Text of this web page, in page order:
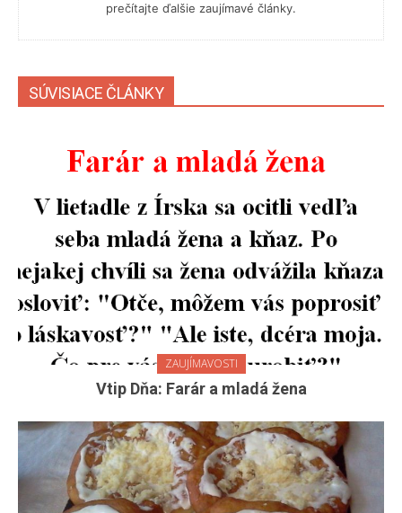
prečítajte ďalšie zaujímavé články.
SÚVISIACE ČLÁNKY
ZAUJÍMAVOSTI
Vtip Dňa: Farár a mladá žena